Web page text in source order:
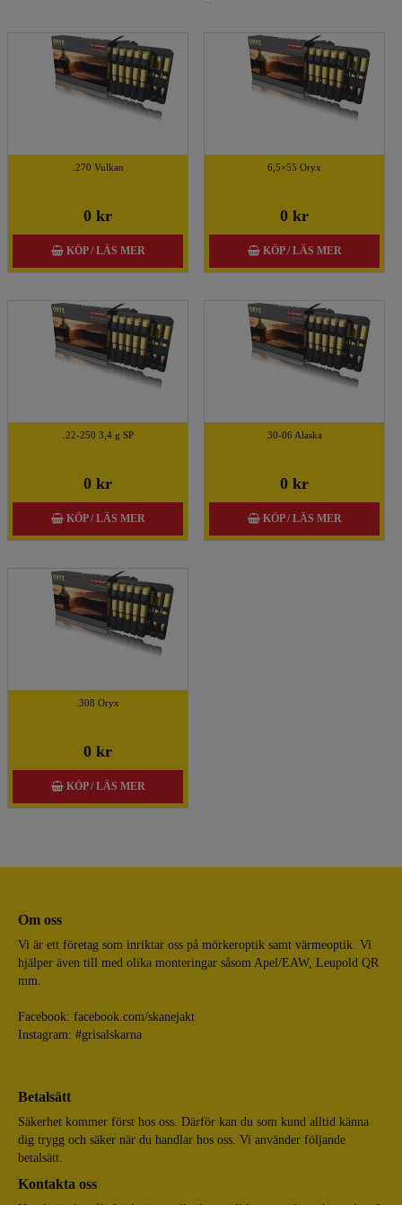
.270 Vulkan
0 kr
KÖP / LÄS MER
6,5×55 Oryx
0 kr
KÖP / LÄS MER
.22-250 3,4 g SP
0 kr
KÖP / LÄS MER
30-06 Alaska
0 kr
KÖP / LÄS MER
.308 Oryx
0 kr
KÖP / LÄS MER
Om oss
Vi är ett företag som inriktar oss på mörkeroptik samt värmeoptik. Vi
hjälper även till med olika monteringar såsom Apel/EAW, Leupold QR
mm.
Facebook: facebook.com/skanejakt
Instagram: #grisalskarna
Betalsätt
Säkerhet kommer först hos oss. Därför kan du som kund alltid känna
dig trygg och säker när du handlar hos oss. Vi använder följande
betalsätt.
Kontakta oss